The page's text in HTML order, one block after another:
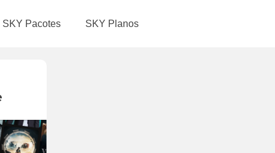
SKY Pacotes SKY Planos